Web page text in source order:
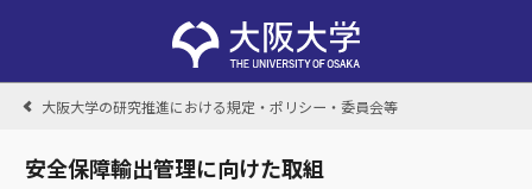
大阪大学の研究推進における規定・ポリシー・委員会等
安全保障輸出管理に向けた取組